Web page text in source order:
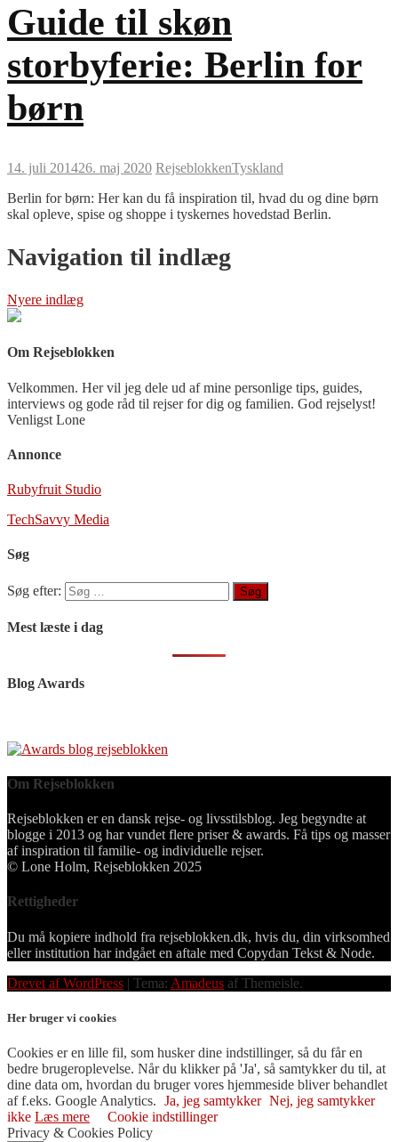
Guide til skøn
storbyferie: Berlin for
børn
14. juli 201426. maj 2020 RejseblokkenTyskland
Berlin for børn: Her kan du få inspiration til, hvad du og dine børn
skal opleve, spise og shoppe i tyskernes hovedstad Berlin.
Navigation til indlæg
Nyere indlæg
Om Rejseblokken
Velkommen. Her vil jeg dele ud af mine personlige tips, guides,
interviews og gode råd til rejser for dig og familien. God rejselyst!
Venligst Lone
Annonce
Rubyfruit Studio
TechSavvy Media
Søg
Søg efter:
Mest læste i dag
Blog Awards
Om Rejseblokken
Rejseblokken er en dansk rejse- og livsstilsblog. Jeg begyndte at
blogge i 2013 og har vundet flere priser & awards. Få tips og masser
af inspiration til familie- og individuelle rejser.
© Lone Holm, Rejseblokken 2025
Rettigheder
Du må kopiere indhold fra rejseblokken.dk, hvis du, din virksomhed
eller institution har indgået en aftale med Copydan Tekst & Node.
Drevet af WordPress | Tema: Amadeus af Themeisle.
Her bruger vi cookies
Cookies er en lille fil, som husker dine indstillinger, så du får en
bedre brugeroplevelse. Når du klikker på 'Ja', så samtykker du til, at
dine data om, hvordan du bruger vores hjemmeside bliver behandlet
af f.eks. Google Analytics. Ja, jeg samtykker Nej, jeg samtykker
ikke Læs mere
Cookie indstillinger
Privacy & Cookies Policy